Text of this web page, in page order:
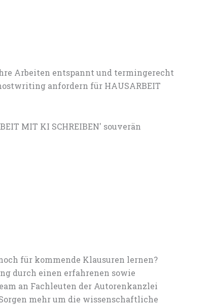
Arbeiten entspannt und termingerecht
anfordern für HAUSARBEIT
MIT KI SCHREIBEN' souverän
für kommende Klausuren lernen?
durch einen erfahrenen sowie
an Fachleuten der Autorenkanzlei
mehr um die wissenschaftliche